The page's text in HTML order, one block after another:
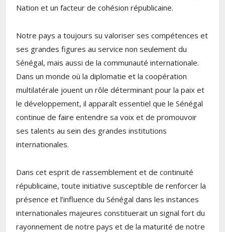
Nation et un facteur de cohésion républicaine.
Notre pays a toujours su valoriser ses compétences et
ses grandes figures au service non seulement du
Sénégal, mais aussi de la communauté internationale.
Dans un monde où la diplomatie et la coopération
multilatérale jouent un rôle déterminant pour la paix et
le développement, il apparaît essentiel que le Sénégal
continue de faire entendre sa voix et de promouvoir
ses talents au sein des grandes institutions
internationales.
Dans cet esprit de rassemblement et de continuité
républicaine, toute initiative susceptible de renforcer la
présence et l’influence du Sénégal dans les instances
internationales majeures constituerait un signal fort du
rayonnement de notre pays et de la maturité de notre